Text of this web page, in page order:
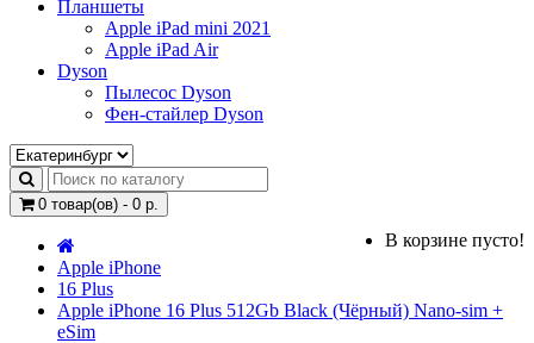
Планшеты
Apple iPad mini 2021
Apple iPad Air
Dyson
Пылесос Dyson
Фен-стайлер Dyson
0 товар(ов) - 0 р.
В корзине пусто!
Apple iPhone
16 Plus
Apple iPhone 16 Plus 512Gb Black (Чёрный) Nano-sim +
eSim